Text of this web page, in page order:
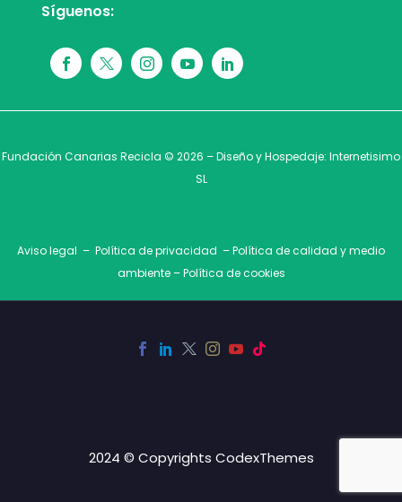
Síguenos:
Fundación Canarias Recicla © 2026 – Diseño y Hospedaje: Internetisimo
SL
Aviso legal – Política de privacidad –Política de calidad y medio
ambiente–Política de cookies
2024 © Copyrights CodexThemes